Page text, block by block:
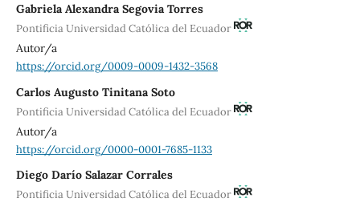
Gabriela Alexandra Segovia Torres
Pontificia Universidad Católica del Ecuador
Autor/a
https://orcid.org/0009-0009-1432-3568
Carlos Augusto Tinitana Soto
Pontificia Universidad Católica del Ecuador
Autor/a
https://orcid.org/0000-0001-7685-1133
Diego Darío Salazar Corrales
Pontificia Universidad Católica del Ecuador